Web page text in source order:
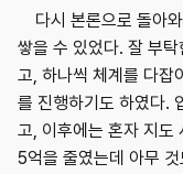
다시 본론으로 돌아
쌓을 수 있었다. 잘 부
고, 하나씩 체계를 다잡
를 진행하기도 하였다.
고, 이후에는 혼자 지도
5억을 줄였는데 아무